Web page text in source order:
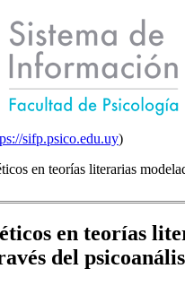
sifp.psico.edu.uy)
en teorías literarias
en teorías
del